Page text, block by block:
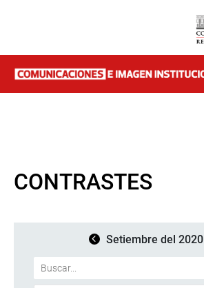
CONTRASTES
Setiembre del 2020